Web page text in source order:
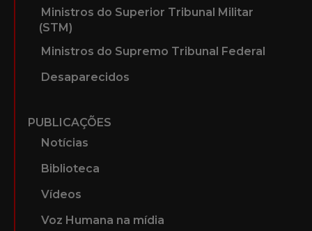
Ministros do Superior Tribunal Militar
(STM)
Ministros do Supremo Tribunal Federal
Desaparecidos
PUBLICAÇÕES
Notícias
Biblioteca
Vídeos
Voz Humana na mídia